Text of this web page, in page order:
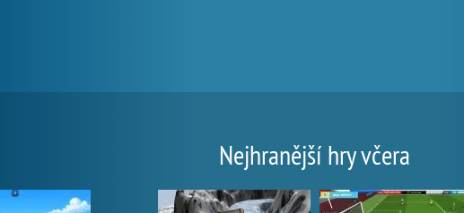
Nejhranější hry včera